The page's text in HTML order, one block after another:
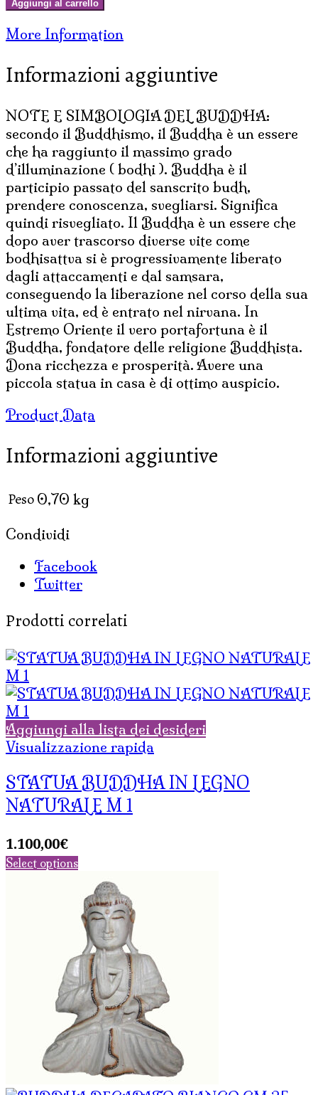
APPENDERE
30
quantità
Aggiungi al carrello
More Information
Informazioni aggiuntive
NOTE E SIMBOLOGIA DEL BUDDHA:
secondo il Buddhismo, il Buddha è un essere
che ha raggiunto il massimo grado
d’illuminazione ( bodhi ). Buddha è il
participio passato del sanscrito budh,
prendere conoscenza, svegliarsi. Significa
quindi risvegliato. Il Buddha è un essere che
dopo aver trascorso diverse vite come
bodhisattva si è progressivamente liberato
dagli attaccamenti e dal samsara,
conseguendo la liberazione nel corso della sua
ultima vita, ed è entrato nel nirvana. In
Estremo Oriente il vero portafortuna è il
Buddha, fondatore delle religione Buddhista.
Dona ricchezza e prosperità. Avere una
piccola statua in casa è di ottimo auspicio.
Product Data
Informazioni aggiuntive
Peso 0,70 kg
Condividi
Facebook
Twitter
Prodotti correlati
Aggiungi alla lista dei desideri
Visualizzazione rapida
STATUA BUDDHA IN LEGNO
NATURALE M 1
1.100,00€
Select options